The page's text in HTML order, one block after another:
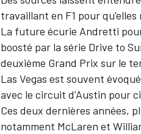
travaillant en F1 pour
La future écurie Andretti
boosté par la série Drive to
deuxième Grand Prix sur le
Las Vegas est souvent
avec le circuit d'Austin pour
Ces deux dernières années,
notamment McLaren et